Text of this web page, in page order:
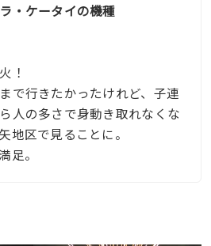
・ケータイの機種
！
で行きたかったけれど、子連
人の多さで身動き取れなくな
地区で見ることに。
足。